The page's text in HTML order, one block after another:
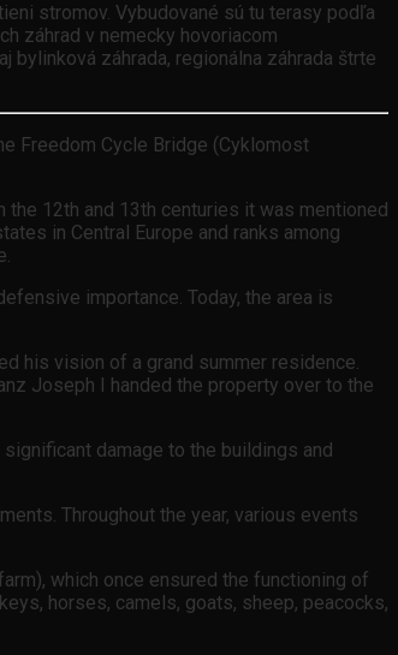
stromov. Vybudované sú tu terasy podľa
záhrad v nemecky hovoriacom
bylinková záhrada, regionálna záhrada štrte
Freedom Cycle Bridge (Cyklomost
the 12th and 13th centuries it was mentioned
in Central Europe and ranks among
importance. Today, the area is
his vision of a grand summer residence.
Joseph I handed the property over to the
damage to the buildings and
Throughout the year, various events
which once ensured the functioning of
horses, camels, goats, sheep, peacocks,